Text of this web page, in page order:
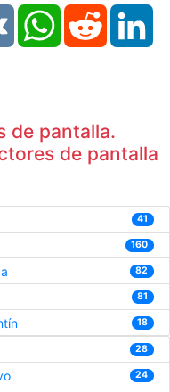
VK WhatsAppReddit
de pantalla.
de pantalla
41
160
82
81
18
28
24